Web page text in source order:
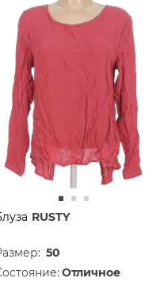
RUSTY
50
Отличное